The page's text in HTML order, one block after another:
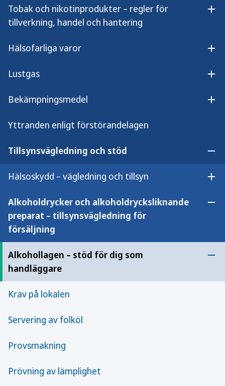
Tobak och nikotinprodukter – regler för
tillverkning, handel och hantering
Hälsofarliga varor
Lustgas
Bekämpningsmedel
Yttranden enligt förstörandelagen
Tillsynsvägledning och stöd
Hälsoskydd – vägledning och tillsyn
Alkoholdrycker och alkoholdrycksliknande
preparat – tillsynsvägledning för
försäljning
Alkohollagen – stöd för dig som
handläggare
Krav på lokalen
Servering av folköl
Provsmakning
Prövning av lämplighet
alkoholdrycksliknande preparat. Stödet vänder sig
till dig som arbetar inom alkoholområdet i
webbtexter samt frågor och svar.
Innehåll
Krav på lokalen
Servering av folköl
Provsmakning
Prövning av lämplighet
Alkohollagen för förtroendevalda
Frågor och svar om alkohollagen
Ändring i alkohollagen: mat- och kökskravet